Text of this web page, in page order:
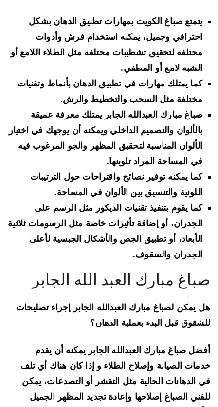
يتمتع صباغ الكويت بمهارات تطبيق الدهان بشكل
احترافي وجميل، يمكنه استخدام فرش وأدوات
مختلفة لتحقيق تشطيبات مختلفة مثل الطلاء اللامع أو
الشبه لامع أو المطفي.
كما يمتلك مهارات في تطبيق الدهان بأنماط وتقنيات
مختلفة مثل السحب والتخطيط والرش.
صباغ مبارك العبدالله الجابر يمتلك معرفة عميقة
بالألوان والتصميم الداخلي ويمكنه أن يوجهك في اختيار
الألوان المناسبة لتحقيق المظهر والجو المرغوب فيه
في المساحة المراد تلوينها.
كما يمكنه توفير نصائح واقتراحات حول الترتيبات
اللونية والتنسيق بين الألوان في المساحة.
كما يقوم بتنفيذ تقنيات الديكور مثل الرسم على
الجدران، أو إضافة تأثيرات خاصة مثل الرسومات ثلاثية
الأبعاد، أو تطبيق الجص والأشكال الجبسية لأعلى
الجدران والسقوف.
مبارك العبد الله الجابر
يمكن لصباغ مبارك العبدالله الجابر إجراء تصليحات
قبل البدء بعملية الدهان؟
صباغ مبارك العبدالله الجابر يمكنه أن يقدم
الصيانة وإصلاح الطلاء و إذا كان هناك أي تلف
الدهانات الحالية مثل التقشر أو التصدعات، يمكن
الصباغ إصلاحها وإعادة تجديد المظهر الجميل